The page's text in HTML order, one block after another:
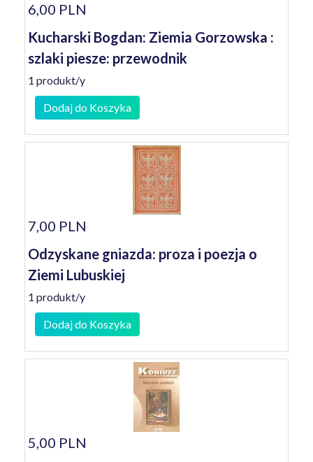
6,00 PLN
Kucharski Bogdan: Ziemia Gorzowska :
szlaki piesze: przewodnik
1 produkt/y
Dodaj do Koszyka
7,00 PLN
Odzyskane gniazda: proza i poezja o
Ziemi Lubuskiej
1 produkt/y
Dodaj do Koszyka
5,00 PLN